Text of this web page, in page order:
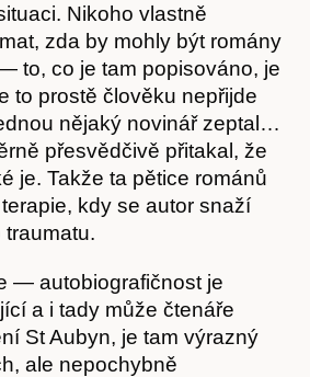
Nikoho vlastně
zda by mohly být romány
to, co je tam popisováno, je
to prostě člověku nepřijde
nějaký novinář zeptal…
přesvědčivě přitakal, že
je. Takže ta pětice románů
kdy se autor snaží
— autobiografičnost je
a i tady může čtenáře
St Aubyn, je tam výrazný
ale nepochybně